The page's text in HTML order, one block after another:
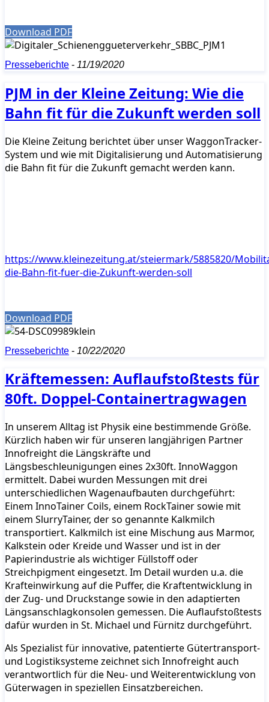
Download PDF
Presseberichte - 11/19/2020
PJM in der Kleine Zeitung: Wie die
Bahn fit für die Zukunft werden soll
Die Kleine Zeitung berichtet über unser WaggonTracker-
System und wie mit Digitalisierung und Automatisierung
die Bahn fit für die Zukunft gemacht werden kann.
https://www.kleinezeitung.at/steiermark/5885820/
die-Bahn-fit-fuer-die-Zukunft-werden-soll
Download PDF
Presseberichte - 10/22/2020
Kräftemessen: Auflaufstoßtests für
80ft. Doppel-Containertragwagen
In unserem Alltag ist Physik eine bestimmende Größe.
Kürzlich haben wir für unseren langjährigen Partner
Innofreight die Längskräfte und
Längsbeschleunigungen eines 2x30ft. InnoWaggon
ermittelt. Dabei wurden Messungen mit drei
unterschiedlichen Wagenaufbauten durchgeführt:
Einem InnoTainer Coils, einem RockTainer sowie mit
einem SlurryTainer, der so genannte Kalkmilch
transportiert. Kalkmilch ist eine Mischung aus Marmor,
Kalkstein oder Kreide und Wasser und ist in der
Papierindustrie als wichtiger Füllstoff oder
Streichpigment eingesetzt. Im Detail wurden u.a. die
Krafteinwirkung auf die Puffer, die Kraftentwicklung in
der Zug- und Druckstange sowie in den adaptierten
Längsanschlagkonsolen gemessen. Die Auflaufstoßtests
dafür wurden in St. Michael und Fürnitz durchgeführt.
Als Spezialist für innovative, patentierte Gütertransport-
und Logistiksysteme zeichnet sich Innofreight auch
verantwortlich für die Neu- und Weiterentwicklung von
Güterwagen in speziellen Einsatzbereichen.